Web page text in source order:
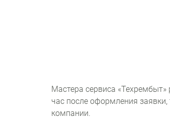
Мастера сервиса
час после оформления
компании.